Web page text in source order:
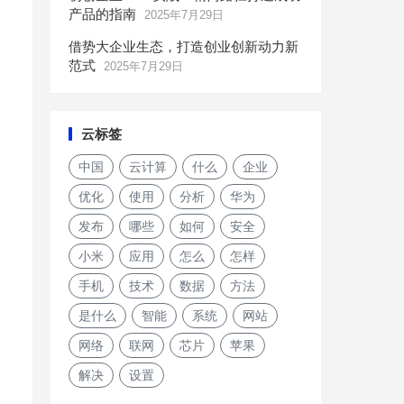
产品的指南 2025年7月29日
借势大企业生态，打造创业创新动力新
范式 2025年7月29日
云标签
中国 云计算 什么 企业
优化 使用 分析 华为
发布 哪些 如何 安全
小米 应用 怎么 怎样
手机 技术 数据 方法
是什么 智能 系统 网站
网络 联网 芯片 苹果
解决 设置